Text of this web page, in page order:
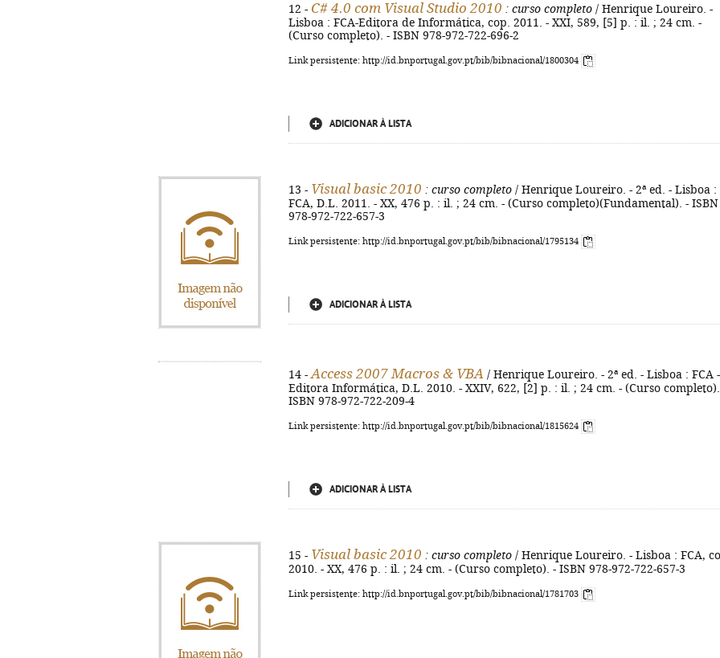
12 - C# 4.0 com Visual Studio 2010 : curso completo / Henrique Loureiro. -
Lisboa : FCA-Editora de Informática, cop. 2011. - XXI, 589, [5] p. : il. ; 24 cm. -
(Curso completo). - ISBN 978-972-722-696-2
Link persistente: http://id.bnportugal.gov.pt/bib/bibnacional/1800304
ADICIONAR À LISTA
13 - Visual basic 2010 : curso completo / Henrique Loureiro. - 2ª ed. - Lisboa :
FCA, D.L. 2011. - XX, 476 p. : il. ; 24 cm. - (Curso completo)(Fundamental). - ISBN
978-972-722-657-3
Link persistente: http://id.bnportugal.gov.pt/bib/bibnacional/1795134
ADICIONAR À LISTA
14 - Access 2007 Macros & VBA / Henrique Loureiro. - 2ª ed. - Lisboa : FCA -
Editora Informática, D.L. 2010. - XXIV, 622, [2] p. : il. ; 24 cm. - (Curso
ISBN 978-972-722-209-4
Link persistente: http://id.bnportugal.gov.pt/bib/bibnacional/1815624
ADICIONAR À LISTA
15 - Visual basic 2010 : curso completo / Henrique Loureiro. - Lisboa : FCA,
2010. - XX, 476 p. : il. ; 24 cm. - (Curso completo). - ISBN 978-972-722-657-3
Link persistente: http://id.bnportugal.gov.pt/bib/bibnacional/1781703